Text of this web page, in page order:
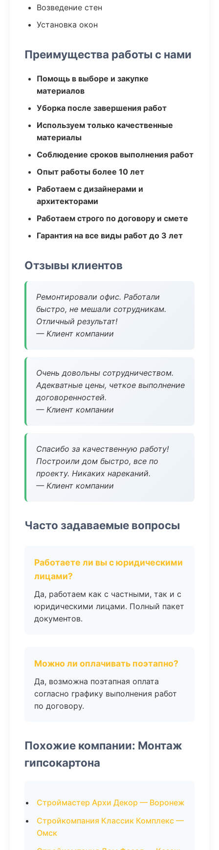
Возведение стен
Установка окон
Преимущества работы с нами
Помощь в выборе и закупке
материалов
Уборка после завершения работ
Используем только качественные
материалы
Соблюдение сроков выполнения работ
Опыт работы более 10 лет
Работаем с дизайнерами и
архитекторами
Работаем строго по договору и смете
Гарантия на все виды работ до 3 лет
Отзывы клиентов
Ремонтировали офис. Работали
быстро, не мешали сотрудникам.
Отличный результат!
— Клиент компании
Очень довольны сотрудничеством.
Адекватные цены, четкое выполнение
договоренностей.
— Клиент компании
Спасибо за качественную работу!
Построили дом быстро, все по
проекту. Никаких нареканий.
— Клиент компании
Часто задаваемые вопросы
Работаете ли вы с юридическими
лицами?
Да, работаем как с частными, так и с
юридическими лицами. Полный пакет
документов.
Можно ли оплачивать поэтапно?
Да, возможна поэтапная оплата
согласно графику выполнения работ
по договору.
Похожие компании: Монтаж
гипсокартона
Строймастер Архи Декор — Воронеж
Стройкомпания Классик Комплекс —
Омск